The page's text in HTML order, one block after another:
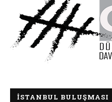
İSTANBUL BULUŞMASI